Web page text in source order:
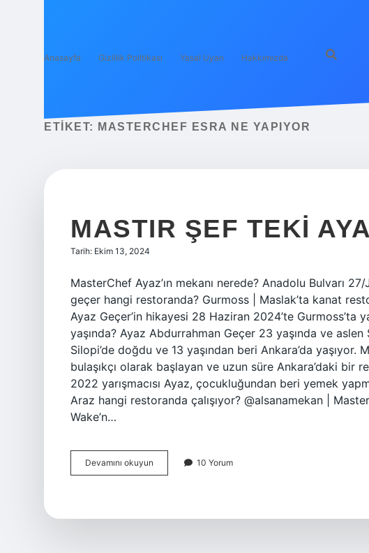
Anasayfa Gizlilik Politikası Yasal Uyarı Hakkımızda
ETIKET: MASTERCHEF ESRA NE YAPIYOR
MASTIR ŞEF TEKI
Tarih: Ekim 13, 2024
MasterChef Ayaz’ın mekanı nerede? Anadolu Bulvarı
geçer hangi restoranda? Gurmoss | Maslak’ta kanat
Ayaz Geçer’in hikayesi 28 Haziran 2024’te Gurmoss’ta
yaşında? Ayaz Abdurrahman Geçer 23 yaşında ve
Silopi’de doğdu ve 13 yaşından beri Ankara’da
bulaşıkçı olarak başlayan ve uzun süre Ankara’daki bir
2022 yarışmacısı Ayaz, çocukluğundan beri yemek
Araz hangi restoranda çalışıyor? @alsanamekan |
Wake’n…
Devamını okuyun
Şef
10 Yorum